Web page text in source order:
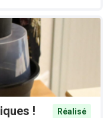
!
Réalisé